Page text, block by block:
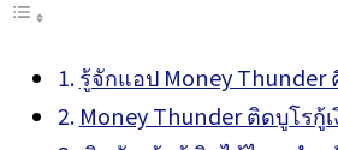
รู้จักแอป Money Thunder
Money Thunder ติดบูโรกู้